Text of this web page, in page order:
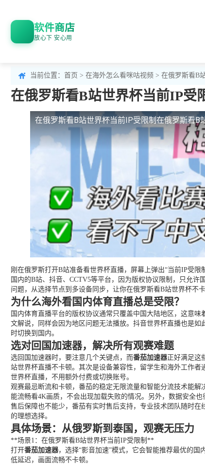
软件商店
放心下 安心用
当前位置： 首页 > 在海外怎么看咪咕视频 > 在俄罗斯看B
在俄罗斯看B站世界杯当前IP受
在俄罗斯看B站世界杯当前IP受限制在俄罗斯看B
刚在俄罗斯打开B站准备看世界杯直播，屏幕上弹出“当前IP受
国内的B站、抖音、CCTV5等平台，因为版权协议限制，只允
问题，从选择节点到多设备同步，让你在俄罗斯看B站世界杯不
为什么海外看国内体育直播总是受限？
国内体育直播平台的版权协议通常只覆盖中国大陆地区，这意
文解说，同样会因为地区问题无法播放。抖音世界杯直播也是
时切换到国内。
选对回国加速器，解决所有观赛难题
选回国加速器时，要注意几个关键点，而番茄加速器正好满足这
站世界杯直播不卡顿。其次是设备兼容性，留学生和海外工作者
世界杯直播，不用额外付费或切换账号。
观赛最忌断流和卡顿，番茄的稳定无限流量和智能分流技术能
能流畅看4K画质，不会出现加载失败的情况。另外，数据安全
售后保障也不能少，番茄有实时售后支持，专业技术团队随时
的理想选择。
具体场景：从俄罗斯到泰国，观赛无压力
**场景1：在俄罗斯看B站世界杯当前IP受限制**
打开番茄加速器，选择“影音加速”模式，它会智能推荐最优的
低延迟，画面流畅不卡顿。